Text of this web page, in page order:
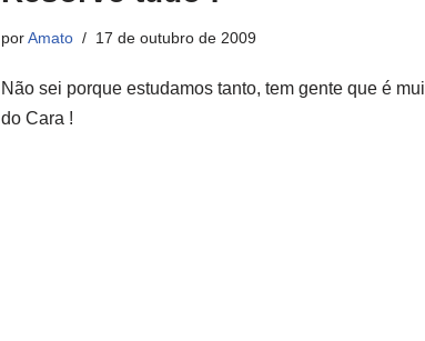
porAmato 17 de outubro de 2009
Não sei porque estudamos tanto, tem gente que é
do Cara !